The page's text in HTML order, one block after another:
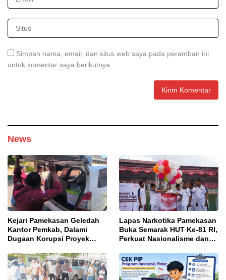
Simpan nama, email, dan situs web saya pada peramban ini
untuk komentar saya berikutnya.
News
Kejari Pamekasan Geledah
Kantor Pemkab, Dalami
Dugaan Korupsi Proyek
Lapas Narkotika Pamekasan
Buka Semarak HUT Ke-81 RI,
Perkuat Nasionalisme dan